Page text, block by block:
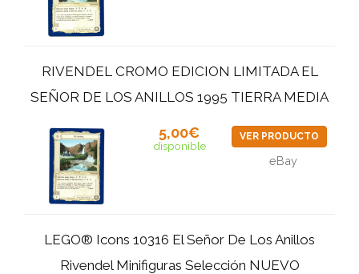
RIVENDEL CROMO EDICION LIMITADA EL
SEÑOR DE LOS ANILLOS 1995 TIERRA MEDIA
5,00€
disponible
VER PRODUCTO
eBay
LEGO® Icons 10316 El Señor De Los Anillos
Rivendel Minifiguras Selección NUEVO